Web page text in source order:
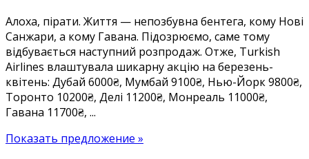
9800₴,
Канада
10200₴,
Куба
11700₴
Алоха, пірати. Життя — непозбувна бентега, кому Нові
Санжари, а кому Гавана. Підозрюємо, саме тому
відбувається наступний розпродаж. Отже, Turkish
Airlines влаштувала шикарну акцію на березень-
квітень: Дубай 6000₴, Мумбай 9100₴, Нью-Йорк 9800₴,
Торонто 10200₴, Делі 11200₴, Монреаль 11000₴,
Гавана 11700₴, ...
Показать предложение »